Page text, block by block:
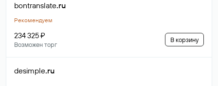
bontranslate.ru
Рекомендуем
234 325 ₽
Возможен торг
В корзину
desimple.ru